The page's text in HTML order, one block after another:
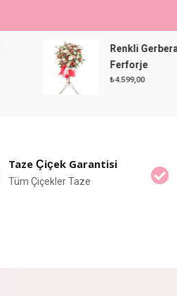
Renkli Gerberalar
Ferforje
4.599,00
Taze Çiçek Garantisi
Tüm Çiçekler Taze